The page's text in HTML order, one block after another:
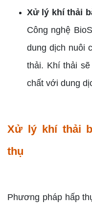
Xử lý khí thải
Công nghệ
dung dịch nuôi
thải. Khí thải
chất với dung
Xử lý khí thải
thụ
Phương pháp hấp